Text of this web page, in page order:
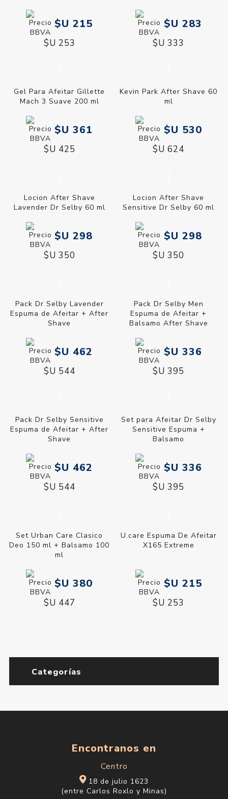
$U 215
$U 253
$U 283
$U 333
Gel Para Afeitar Gillette
Mach 3 Suave 200 ml
$U 361
$U 425
Kevin Park After Shave 60
ml
$U 530
$U 624
Locion After Shave
Lavender Dr Selby 60 ml
$U 298
$U 350
Locion After Shave
Sensitive Dr Selby 60 ml
$U 298
$U 350
Pack Dr Selby Lavender
Espuma de Afeitar + After
Shave
$U 462
$U 544
Pack Dr Selby Men
Espuma de Afeitar +
Balsamo After Shave
$U 336
$U 395
Pack Dr Selby Sensitive
Espuma de Afeitar + After
Shave
$U 462
$U 544
Set para Afeitar Dr Selby
Sensitive Espuma +
Balsamo
$U 336
$U 395
Set Urban Care Clasico
Deo 150 ml + Balsamo 100
ml
$U 380
$U 447
U.care Espuma De Afeitar
X165 Extreme
$U 215
$U 253
Categorías
Encontranos en
Centro
18 de julio 1623
(entre Carlos Roxlo y Minas)